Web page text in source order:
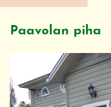
Paavolan piha